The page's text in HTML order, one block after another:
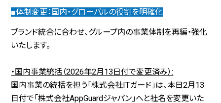
■体制変更：国内・グローバルの役割を明確化
ブランド統合に合わせ、グループ内の事業体制を再編・強化
いたします。
・国内事業統括（2026年2月13日付で変更済み）:
国内事業の統括を担う「株式会社ITガード」は、本日2月13
日付で「株式会社AppGuardジャパン」へと社名を変更いた